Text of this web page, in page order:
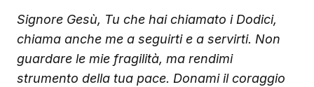
Signore Gesù, Tu che hai chiamato i Dodici,
chiama anche me a seguirti e a servirti. Non
guardare le mie fragilità, ma rendimi
strumento della tua pace. Donami il coraggio